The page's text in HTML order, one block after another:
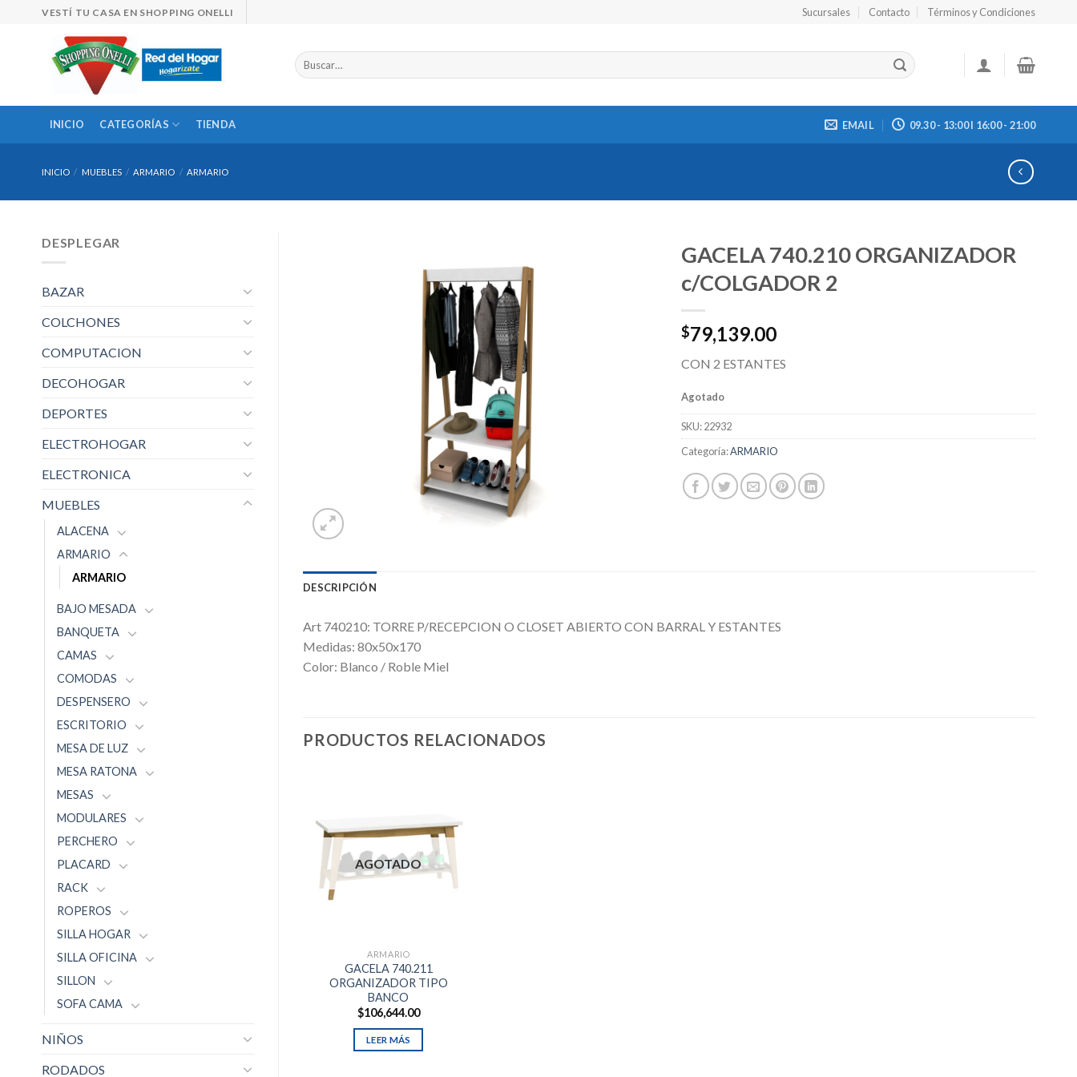
VESTÍ TU CASA EN SHOPPING ONELLI Sucursales Contacto Términos y Condiciones
Buscar
por:
INICIO CATEGORÍAS TIENDA EMAIL 09.30 - 13:00 I 16:00 - 21:00
INICIO / MUEBLES / ARMARIO / ARMARIO
DESPLEGAR
BAZAR
COLCHONES
COMPUTACION
DECOHOGAR
DEPORTES
ELECTROHOGAR
ELECTRONICA
MUEBLES
ALACENA
ARMARIO
ARMARIO
BAJO MESADA
BANQUETA
CAMAS
COMODAS
DESPENSERO
ESCRITORIO
MESA DE LUZ
MESA RATONA
MESAS
MODULARES
PERCHERO
PLACARD
RACK
ROPEROS
SILLA HOGAR
SILLA OFICINA
SILLON
SOFA CAMA
NIÑOS
RODADOS
GACELA 740.210 ORGANIZADOR
c/COLGADOR 2
$79,139.00
CON 2 ESTANTES
Agotado
SKU:22932
Categoría:ARMARIO
DESCRIPCIÓN
Art 740210: TORRE P/RECEPCION O CLOSET ABIERTO CON BARRAL Y ESTANTES
Medidas: 80x50x170
Color: Blanco / Roble Miel
PRODUCTOS RELACIONADOS
AGOTADO
ARMARIO
GACELA 740.211
ORGANIZADOR TIPO
BANCO
$106,644.00
LEER MÁS